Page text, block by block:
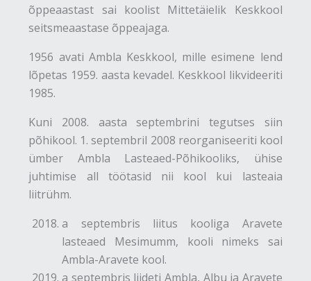
õppeaastast sai koolist Mittetäielik Keskkool
seitsmeaastase õppeajaga.
1956 avati Ambla Keskkool, mille esimene lend
lõpetas 1959. aasta kevadel. Keskkool likvideeriti
1985.
Kuni 2008. aasta septembrini tegutses siin
põhikool. 1. septembril 2008 reorganiseeriti kool
ümber Ambla Lasteaed-Põhikooliks, ühise
juhtimise all töötasid nii kool kui lasteaia
liitrühm.
a septembris liitus kooliga Aravete
lasteaed Mesimumm, kooli nimeks sai
Ambla-Aravete kool.
a septembris liideti Ambla, Albu ja Aravete